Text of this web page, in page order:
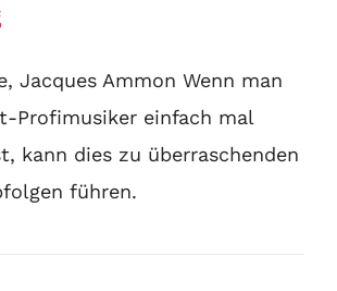
Jacques Ammon Wenn man
Profimusiker einfach mal
kann dies zu überraschenden
führen.